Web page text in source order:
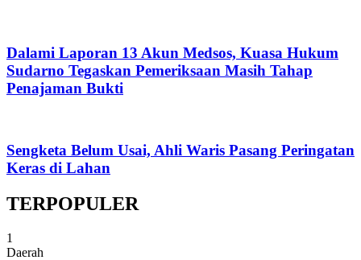
Dalami Laporan 13 Akun Medsos, Kuasa Hukum
Sudarno Tegaskan Pemeriksaan Masih Tahap
Penajaman Bukti
Sengketa Belum Usai, Ahli Waris Pasang Peringatan
Keras di Lahan
TERPOPULER
1
Daerah